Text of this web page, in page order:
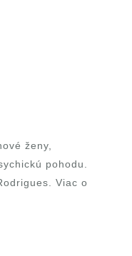
ženy,
pohodu.
Viac o